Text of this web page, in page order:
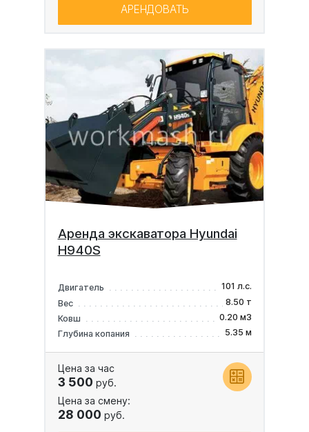
АРЕНДОВАТЬ
Аренда экскаватора Hyundai
H940S
Двигатель
101 л.с.
Вес
8.50 т
Ковш
0.20 м3
Глубина копания
5.35 м
Цена за час
3 500 руб.
Цена за смену:
28 000 руб.